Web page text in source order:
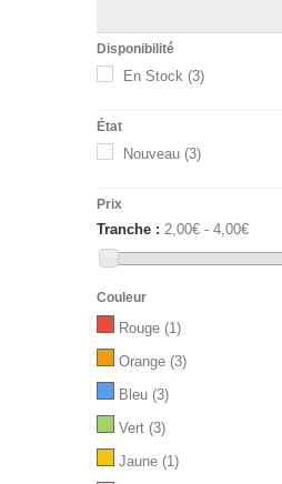
Disponibilité
En Stock (3)
État
Nouveau (3)
Prix
Tranche : 2,00€ - 4,00€
Couleur
Rouge (1)
Orange (3)
Bleu (3)
Vert (3)
Jaune (1)